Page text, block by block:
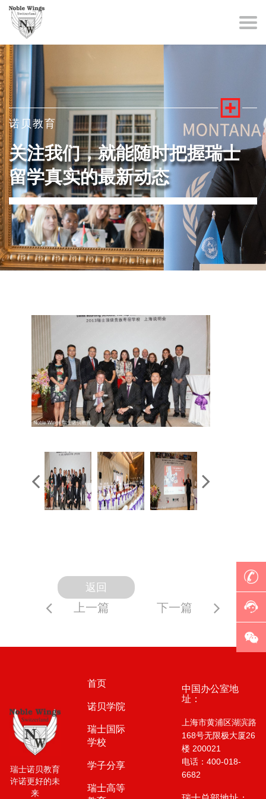
诺贝教育
关注我们，就能随时把握瑞士
留学真实的最新动态
返回
上一篇 下一篇
瑞士诺贝教育
许诺更好的未
来
首页
诺贝学院
瑞士国际
学校
学子分享
瑞士高等
中国办公室地
址：
上海市黄浦区湖滨路
168号无限极大厦26
楼 200021
电话：400-018-
6682